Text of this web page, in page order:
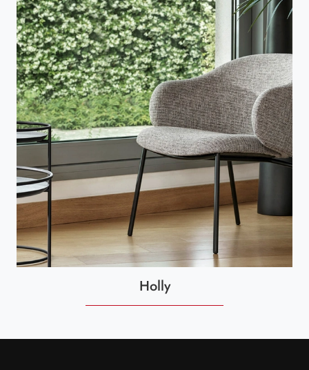
Holly